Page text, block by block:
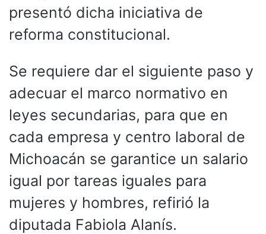
presentó dicha iniciativa de
reforma constitucional.
Se requiere dar el siguiente paso y
adecuar el marco normativo en
leyes secundarias, para que en
cada empresa y centro laboral de
Michoacán se garantice un salario
igual por tareas iguales para
mujeres y hombres, refirió la
diputada Fabiola Alanís.